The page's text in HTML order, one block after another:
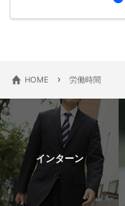
HOME › 労働時間
インターン